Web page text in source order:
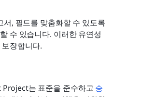
, 필드를 맞춤화할 수 있도록
수 있습니다. 이러한 유연성
장합니다.
는 표준을 준수하고 승